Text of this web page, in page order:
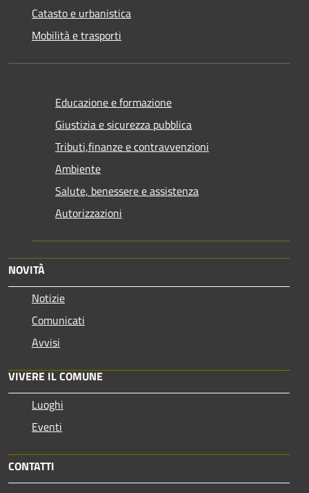
Catasto e urbanistica
Mobilità e trasporti
Educazione e formazione
Giustizia e sicurezza pubblica
Tributi,finanze e contravvenzioni
Ambiente
Salute, benessere e assistenza
Autorizzazioni
NOVITÀ
Notizie
Comunicati
Avvisi
VIVERE IL COMUNE
Luoghi
Eventi
CONTATTI